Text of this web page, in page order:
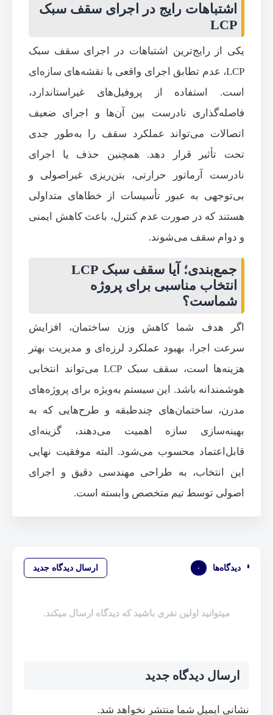
اشتباهات رایج در اجرای سقف سبک
LCP
یکی از رایج‌ترین اشتباهات در اجرای سقف سبک
LCP، عدم تطابق اجرای واقعی با نقشه‌های سازه‌ای
است. استفاده از پروفیل‌های غیراستاندارد،
فاصله‌گذاری نادرست بین آن‌ها و اجرای ضعیف
اتصالات می‌تواند عملکرد سقف را به‌طور جدی
تحت تأثیر قرار دهد. همچنین حذف یا اجرای
نادرست آرماتور حرارتی، بتن‌ریزی غیراصولی و
بی‌توجهی به عبور تأسیسات از خطاهای متداولی
هستند که در صورت عدم کنترل، باعث کاهش ایمنی
و دوام سقف می‌شوند.
جمع‌بندی؛ آیا سقف سبک LCP
انتخاب مناسبی برای پروژه
شماست؟
اگر هدف شما کاهش وزن ساختمان، افزایش
سرعت اجرا، بهبود عملکرد لرزه‌ای و مدیریت بهتر
هزینه‌ها است، سقف سبک LCP می‌تواند انتخابی
هوشمندانه باشد. این سیستم به‌ویژه برای پروژه‌های
مدرن، ساختمان‌های چندطبقه و طرح‌هایی که به
بهینه‌سازی سازه اهمیت می‌دهند، گزینه‌ای
قابل‌اعتماد محسوب می‌شود. البته موفقیت نهایی
این انتخاب، به طراحی مهندسی دقیق و اجرای
اصولی توسط تیم متخصص وابسته است.
دیدگاه‌ها ۰ ارسال دیدگاه جدید
میتوانید اولین نفری باشید که دیدگاه ارسال میکند.
ارسال دیدگاه جدید
نشانی ایمیل شما منتشر نخواهد شد.